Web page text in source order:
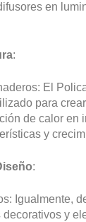
en
:
El
para
de calor en
y
:
Igualmente,
decorativos y